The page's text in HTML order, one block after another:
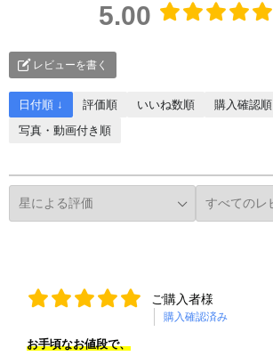
5.00
レビューを書く
日付順 ↓ 評価順 いいね数順
購入確認順
写真・動画付き順
ご購入者様
購入確認済み
お手頃なお値段で、